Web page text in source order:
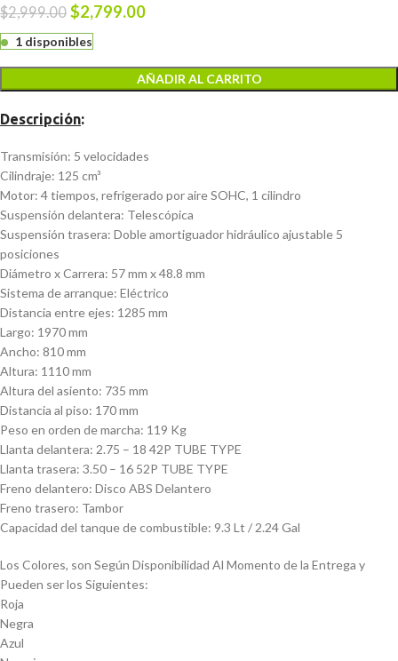
$2,999.00 $2,799.00
1 disponibles
AÑADIR AL CARRITO
Descripción:
Transmisión: 5 velocidades
Cilindraje: 125 cm³
Motor: 4 tiempos, refrigerado por aire SOHC, 1 cilindro
Suspensión delantera: Telescópica
Suspensión trasera: Doble amortiguador hidráulico ajustable 5
posiciones
Diámetro x Carrera: 57 mm x 48.8 mm
Sistema de arranque: Eléctrico
Distancia entre ejes: 1285 mm
Largo: 1970 mm
Ancho: 810 mm
Altura: 1110 mm
Altura del asiento: 735 mm
Distancia al piso: 170 mm
Peso en orden de marcha: 119 Kg
Llanta delantera: 2.75 – 18 42P TUBE TYPE
Llanta trasera: 3.50 – 16 52P TUBE TYPE
Freno delantero: Disco ABS Delantero
Freno trasero: Tambor
Capacidad del tanque de combustible: 9.3 Lt / 2.24 Gal
Los Colores, son Según Disponibilidad Al Momento de la Entrega y
Pueden ser los Siguientes:
Roja
Negra
Azul